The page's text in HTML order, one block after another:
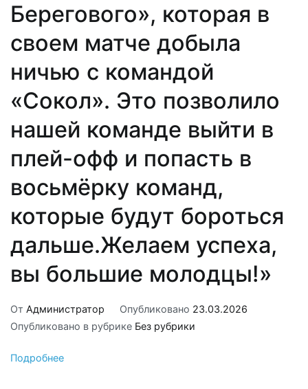
Берегового», которая в
своем матче добыла
ничью с командой
«Сокол». Это позволило
нашей команде выйти в
плей-офф и попасть в
восьмёрку команд,
которые будут бороться
дальше.Желаем успеха,
вы большие молодцы!»
От Администратор Опубликовано 23.03.2026
Опубликовано в рубрике Без рубрики
Подробнее